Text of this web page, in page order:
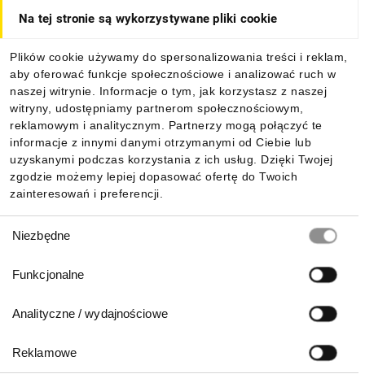
Na tej stronie są wykorzystywane pliki cookie
Plików cookie używamy do spersonalizowania treści i reklam,
aby oferować funkcje społecznościowe i analizować ruch w
naszej witrynie. Informacje o tym, jak korzystasz z naszej
witryny, udostępniamy partnerom społecznościowym,
reklamowym i analitycznym. Partnerzy mogą połączyć te
informacje z innymi danymi otrzymanymi od Ciebie lub
uzyskanymi podczas korzystania z ich usług. Dzięki Twojej
zgodzie możemy lepiej dopasować ofertę do Twoich
zainteresowań i preferencji.
zgody
Niezbędne
Funkcjonalne
Analityczne / wydajnościowe
Reklamowe
Informacje
Pobierz naszą aplikację mobilną: